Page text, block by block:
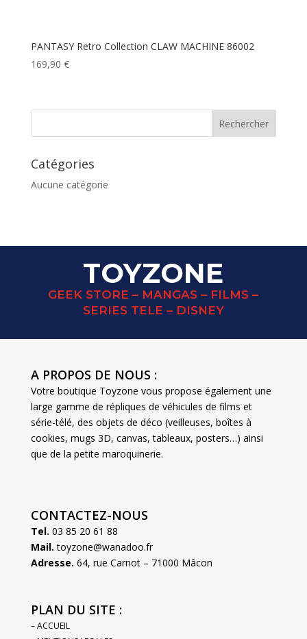
PANTASY Retro Collection CLAW MACHINE 86002
169,90 €
Catégories
Aucune catégorie
TOYZONE
GEEK STORE – MANGAS – FILMS –
SERIES TELE – DISNEY
A PROPOS DE NOUS :
Votre boutique Toyzone vous propose également une
large gamme de répliques de véhicules de films et
série-télé, des objets de déco (veilleuses, boîtes à
cookies, mugs 3D, canvas, tableaux, posters…) ainsi
que de la petite maroquinerie.
CONTACTEZ-NOUS
Tel. 03 85 20 61 88
Mail. toyzone@wanadoo.fr
Adresse. 64, rue Carnot – 71000 Mâcon
PLAN DU SITE :
– ACCUEIL